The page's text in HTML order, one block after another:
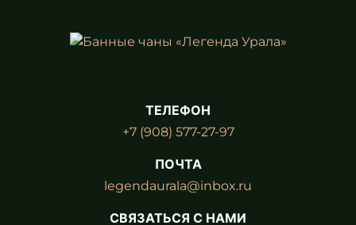
ТЕЛЕФОН
+7 (908) 577-27-97
ПОЧТА
legendaurala@inbox.ru
СВЯЗАТЬСЯ С НАМИ